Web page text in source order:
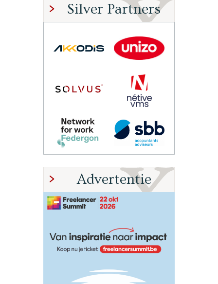
Silver Partners
Advertentie